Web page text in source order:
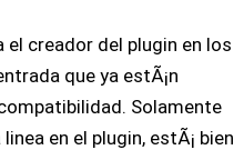
el creador del plugin en los
que ya estÃ¡n
Solamente
en el plugin, estÃ¡ bien